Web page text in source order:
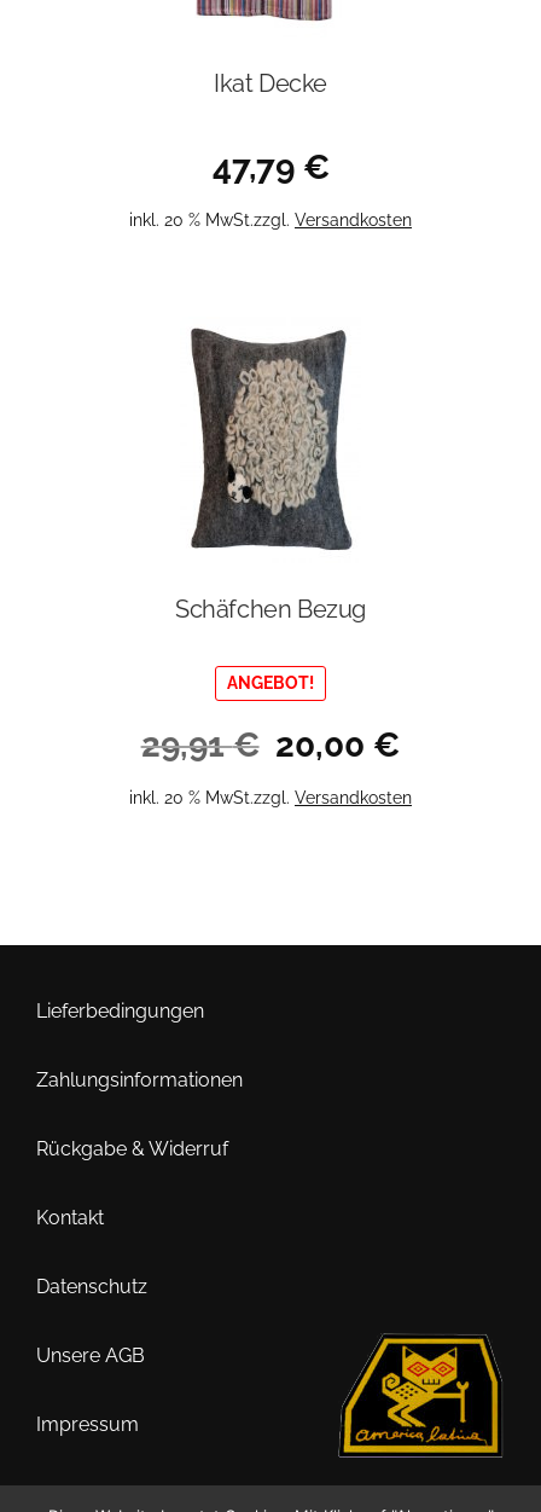
Ikat Decke
47,79 €
inkl. 20 % MwSt.zzgl. Versandkosten
Schäfchen Bezug
ANGEBOT!
29,91€
Ursprünglicher
Preis
war:
20,00 €
ist:
inkl. 20 % MwSt.zzgl. Versandkosten
Lieferbedingungen
Zahlungsinformationen
Rückgabe & Widerruf
Kontakt
Datenschutz
Unsere AGB
Impressum